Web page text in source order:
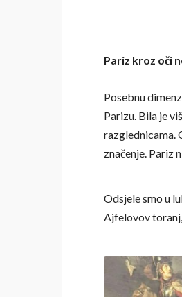
Pariz kroz oči
Posebnu
Parizu. Bila je
razglednicama.
značenje. Pariz
Odsjele smo u
Ajfelovov